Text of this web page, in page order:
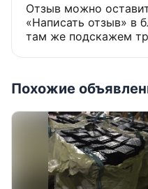
Отзыв можно
«Написать отзыв» в
там же подскажем
Похожие